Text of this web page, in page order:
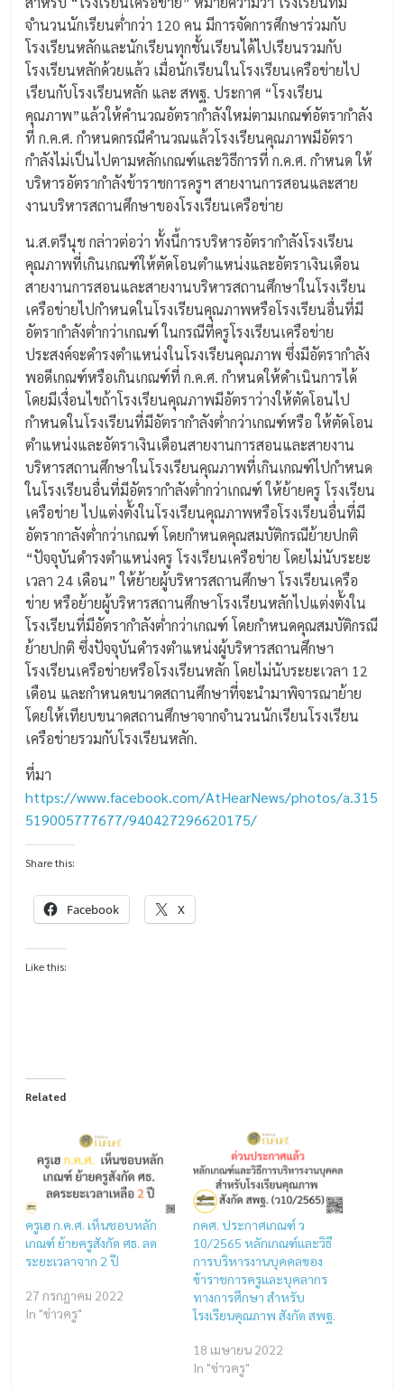
จำนวนนักเรียนต่ำกว่า 120 คน มีการจัดการศึกษาร่วมกับ
โรงเรียนหลักและนักเรียนทุกชั้นเรียนได้ไปเรียนรวมกับ
โรงเรียนหลักด้วยแล้ว เมื่อนักเรียนในโรงเรียนเครือข่ายไป
เรียนกับโรงเรียนหลัก และ สพฐ. ประกาศ “โรงเรียน
คุณภาพ”แล้วให้คำนวณอัตรากำลังใหม่ตามเกณฑ์อัตรากำลัง
ที่ ก.ค.ศ. กำหนดกรณีคำนวณแล้วโรงเรียนคุณภาพมีอัตรา
กำลังไม่เป็นไปตามหลักเกณฑ์และวิธีการที่ ก.ค.ศ. กำหนด ให้
บริหารอัตรากำลังข้าราชการครูฯ สายงานการสอนและสาย
งานบริหารสถานศึกษาของโรงเรียนเครือข่าย
น.ส.ตรีนุช กล่าวต่อว่า ทั้งนี้การบริหารอัตรากำลังโรงเรียน
คุณภาพที่เกินเกณฑ์ให้ตัดโอนตำแหน่งและอัตราเงินเดือน
สายงานการสอนและสายงานบริหารสถานศึกษาในโรงเรียน
เครือข่ายไปกำหนดในโรงเรียนคุณภาพหรือโรงเรียนอื่นที่มี
อัตรากำลังต่ำกว่าเกณฑ์ ในกรณีที่ครูโรงเรียนเครือข่าย
ประสงค์จะดำรงตำแหน่งในโรงเรียนคุณภาพ ซึ่งมีอัตรากำลัง
พอดีเกณฑ์หรือเกินเกณฑ์ที่ ก.ค.ศ. กำหนดให้ดำเนินการได้
โดยมีเงื่อนไขถ้าโรงเรียนคุณภาพมีอัตราว่างให้ตัดโอนไป
กำหนดในโรงเรียนที่มีอัตรากำลังต่ำกว่าเกณฑ์หรือ ให้ตัดโอน
ตำแหน่งและอัตราเงินเดือนสายงานการสอนและสายงาน
บริหารสถานศึกษาในโรงเรียนคุณภาพที่เกินเกณฑ์ไปกำหนด
ในโรงเรียนอื่นที่มีอัตรากำลังต่ำกว่าเกณฑ์ ให้ย้ายครู โรงเรียน
เครือข่าย ไปแต่งตั้งในโรงเรียนคุณภาพหรือโรงเรียนอื่นที่มี
อัตรากาลังต่ำกว่าเกณฑ์ โดยกำหนดคุณสมบัติกรณีย้ายปกติ
“ปัจจุบันดำรงตำแหน่งครู โรงเรียนเครือข่าย โดยไม่นับระยะ
เวลา 24 เดือน” ให้ย้ายผู้บริหารสถานศึกษา โรงเรียนเครือ
ข่าย หรือย้ายผู้บริหารสถานศึกษาโรงเรียนหลักไปแต่งตั้งใน
โรงเรียนที่มีอัตรากำลังต่ำกว่าเกณฑ์ โดยกำหนดคุณสมบัติกรณี
ย้ายปกติ ซึ่งปัจจุบันดำรงตำแหน่งผู้บริหารสถานศึกษา
โรงเรียนเครือข่ายหรือโรงเรียนหลัก โดยไม่นับระยะเวลา 12
เดือน และกำหนดขนาดสถานศึกษาที่จะนำมาพิจารณาย้าย
โดยให้เทียบขนาดสถานศึกษาจากจำนวนนักเรียนโรงเรียน
เครือข่ายรวมกับโรงเรียนหลัก.
ที่มา
https://www.facebook.com/AtHearNews/photos/a.315
519005777677/940427296620175/
Share this:
Facebook X
Like this:
Related
ครูเฮ ก.ค.ศ. เห็นชอบหลัก
เกณฑ์ ย้ายครูสังกัด ศธ. ลด
ระยะเวลาจาก 2 ปี
27 กรกฎาคม 2022
In "ข่าวครู"
กคศ. ประกาศเกณฑ์ ว
10/2565 หลักเกณฑ์และวิธี
การบริหารงานบุคคลของ
ข้าราชการครูและบุคลากร
ทางการศึกษา สำหรับ
โรงเรียนคุณภาพ สังกัด สพฐ.
18 เมษายน 2022
In "ข่าวครู"